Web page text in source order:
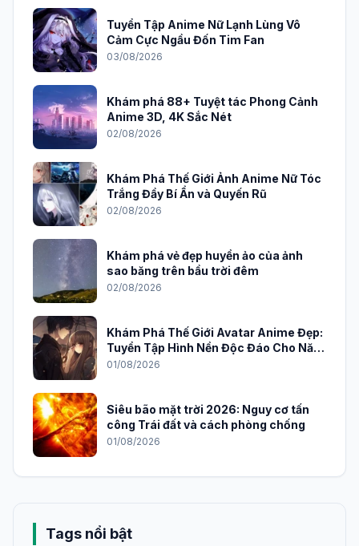
Tuyển Tập Anime Nữ Lạnh Lùng Vô
Cảm Cực Ngầu Đốn Tim Fan
03/08/2026
Khám phá 88+ Tuyệt tác Phong Cảnh
Anime 3D, 4K Sắc Nét
02/08/2026
Khám Phá Thế Giới Ảnh Anime Nữ Tóc
Trắng Đầy Bí Ẩn và Quyến Rũ
02/08/2026
Khám phá vẻ đẹp huyền ảo của ảnh
sao băng trên bầu trời đêm
02/08/2026
Khám Phá Thế Giới Avatar Anime Đẹp:
Tuyển Tập Hình Nền Độc Đáo Cho Năm
2026
01/08/2026
Siêu bão mặt trời 2026: Nguy cơ tấn
công Trái đất và cách phòng chống
01/08/2026
Tags nổi bật